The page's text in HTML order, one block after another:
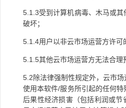
5.1.3受到计算机病毒、木马或
破坏；
5.1.4用户以非云市场运营方许可
5.1.5其他云市场运营方无法合理
5.2除法律强制性规定外，云市
使用本软件/服务所引起的任何
后果性经济损害（包括利润或节